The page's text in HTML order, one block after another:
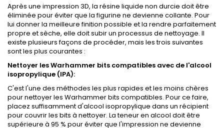
Après une impression 3D, la résine liquide non durcie doit être
éliminée pour éviter que la figurine ne devienne collante. Pour
lui donner la meilleure finition possible et la rendre parfaitement
propre et sèche, elle doit subir un processus de nettoyage. Il
existe plusieurs façons de procéder, mais les trois suivantes
sont les plus courantes :
Nettoyer les Warhammer bits compatibles avec de l'alcool
isopropylique (IPA):
C'est l'une des méthodes les plus rapides et les moins chères
pour nettoyer les Warhammer bits compatibles. Pour ce faire,
placez suffisamment d'alcool isopropylique dans un récipient
pour couvrir les bits à nettoyer. La teneur en alcool doit être
supérieure à 95 % pour éviter que l'impression ne devienne